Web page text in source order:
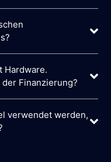
Hardware.
Finanzierung?
verwendet werden,